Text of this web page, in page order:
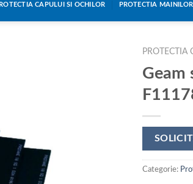
CAPULUI SI OCHILOR PROTECTIA MAINILOR
PROTECTIA
Geam
Categorie: